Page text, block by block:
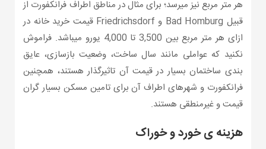
هر متر مربع نیز میرسد؛ برای مثال در مناطق اطراف فرانکفورت از
قبیل Bad Homburg و Friedrichsdorf قیمت خرید خانه در
ازای هر متر مربع بین 3,500 تا 4,000 یورو میباشد. فراموش
نکنید که عواملی مانند سال ساخت، وضعیت بازسازی، عایق
بندی ساختمان بسیار در قیمت آن تاثیرگذار هستند، همچنین
فرانکفورت و شهرهای اطراف آن برای تامین مسکن بسیار گران
قیمت و غیرمنطقی هستند.
هزینه ی خورد و خوراک